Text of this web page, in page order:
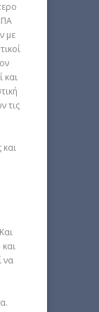
με
και
τις
και
να